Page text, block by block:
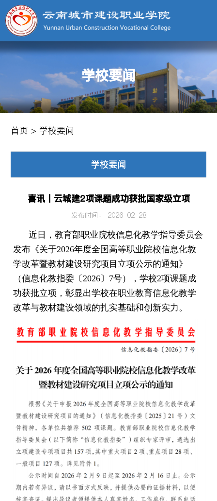
学校要闻
首页 > 学校要闻
学校要闻
喜讯丨云城建2项课题成功获批国家级立项
发布时间： 2026-02-28
近日，教育部职业院校信息化教学指导委员会
发布《关于2026年度全国高等职业院校信息化教
学改革暨教材建设研究项目立项公示的通知》
（信息化教指委〔2026〕7号），学校2项课题成
功获批立项，彰显出学校在职业教育信息化教学
改革与教材建设领域的扎实基础和创新实力。